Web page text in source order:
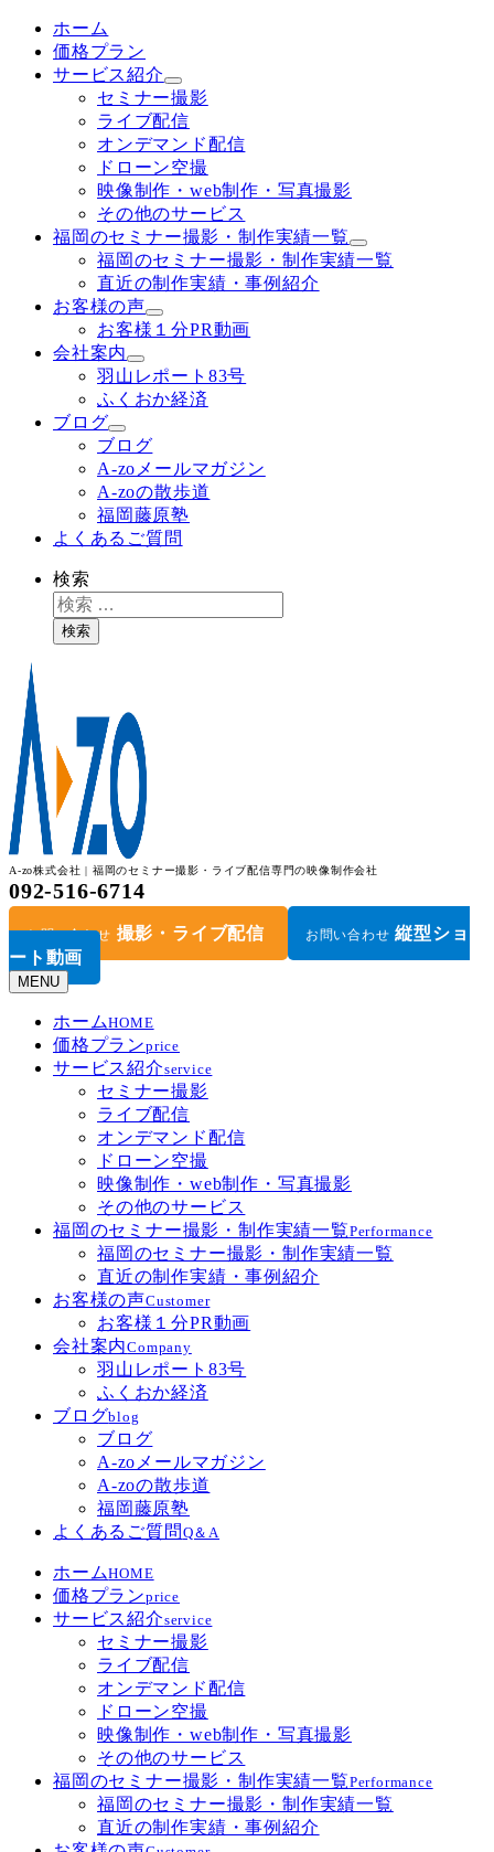
ホーム
価格プラン
サービス紹介
セミナー撮影
ライブ配信
オンデマンド配信
ドローン空撮
映像制作・web制作・写真撮影
その他のサービス
福岡のセミナー撮影・制作実績一覧
福岡のセミナー撮影・制作実績一覧
直近の制作実績・事例紹介
お客様の声
お客様１分PR動画
会社案内
羽山レポート83号
ふくおか経済
ブログ
ブログ
A-zoメールマガジン
A-zoの散歩道
福岡藤原塾
よくあるご質問
検索
検索
A-zo株式会社 | 福岡のセミナー撮影・ライブ配信専門の映像制作会社
092-516-6714
お問い合わせ 撮影・ライブ配信 お問い合わせ 縦型ショ
ート動画
MENU
ホームHOME
価格プランprice
サービス紹介service
セミナー撮影
ライブ配信
オンデマンド配信
ドローン空撮
映像制作・web制作・写真撮影
その他のサービス
福岡のセミナー撮影・制作実績一覧Performance
福岡のセミナー撮影・制作実績一覧
直近の制作実績・事例紹介
お客様の声Customer
お客様１分PR動画
会社案内Company
羽山レポート83号
ふくおか経済
ブログblog
ブログ
A-zoメールマガジン
A-zoの散歩道
福岡藤原塾
よくあるご質問 Q＆A
ホームHOME
価格プランprice
サービス紹介service
セミナー撮影
ライブ配信
オンデマンド配信
ドローン空撮
映像制作・web制作・写真撮影
その他のサービス
福岡のセミナー撮影・制作実績一覧Performance
福岡のセミナー撮影・制作実績一覧
直近の制作実績・事例紹介